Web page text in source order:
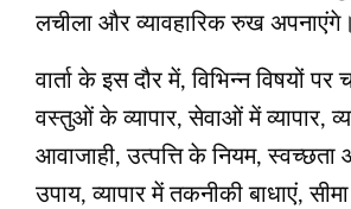
लचीला और व्यावहारिक रुख अपनाएंगे।
वार्ता के इस दौर में, विभिन्न विषयों पर
वस्तुओं के व्यापार, सेवाओं में व्यापार,
आवाजाही, उत्पत्ति के नियम, स्वच्छता
उपाय, व्यापार में तकनीकी बाधाएं,